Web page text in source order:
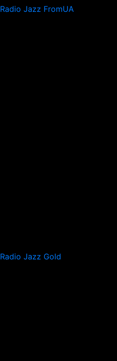
Radio Jazz FromUA
Radio Jazz Gold